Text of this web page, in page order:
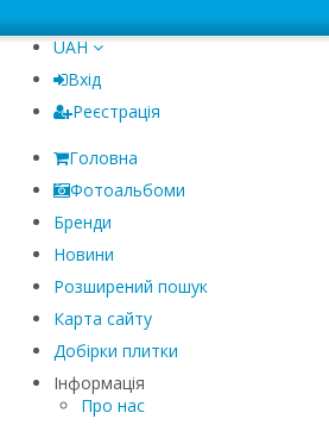
UAH
Вхід
Реєстрація
Головна
Фотоальбоми
Бренди
Новини
Розширений пошук
Карта сайту
Добірки плитки
Інформація
Про нас